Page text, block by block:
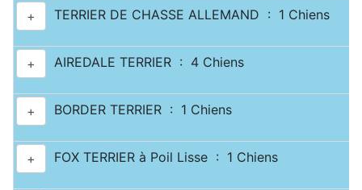
+ TERRIER DE CHASSE ALLEMAND : 1 Chiens
+ AIREDALE TERRIER : 4 Chiens
+ BORDER TERRIER : 1 Chiens
+ FOX TERRIER à Poil Lisse : 1 Chiens